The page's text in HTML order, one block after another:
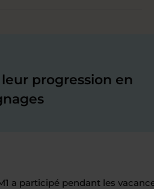
progression en
a participé pendant les